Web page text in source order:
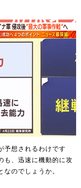
予想されるわけです
も、迅速に機動的に攻
のでしょうか。